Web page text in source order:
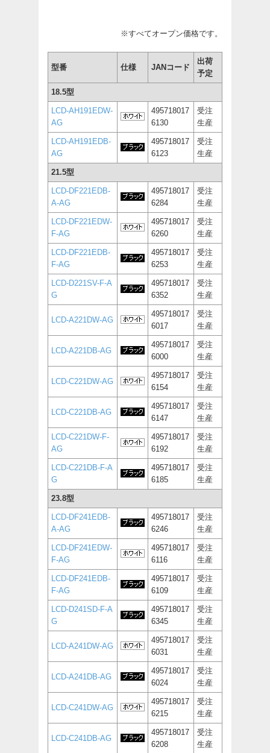
※すべてオープン価格です。
型番 仕様 JANコード
出荷
予定
18.5型
LCD-AH191EDW-
AG
495718017
6130
受注
生産
LCD-AH191EDB-
AG
495718017
6123
受注
生産
21.5型
LCD-DF221EDB-
A-AG
495718017
6284
受注
生産
LCD-DF221EDW-
F-AG
495718017
6260
受注
生産
LCD-DF221EDB-
F-AG
495718017
6253
受注
生産
LCD-D221SV-F-A
G
495718017
6352
受注
生産
LCD-A221DW-AG
495718017
6017
受注
生産
LCD-A221DB-AG
495718017
6000
受注
生産
LCD-C221DW-AG
495718017
6154
受注
生産
LCD-C221DB-AG
495718017
6147
受注
生産
LCD-C221DW-F-
AG
495718017
6192
受注
生産
LCD-C221DB-F-A
G
495718017
6185
受注
生産
23.8型
LCD-DF241EDB-
A-AG
495718017
6246
受注
生産
LCD-DF241EDW-
F-AG
495718017
6116
受注
生産
LCD-DF241EDB-
F-AG
495718017
6109
受注
生産
LCD-D241SD-F-A
G
495718017
6345
受注
生産
LCD-A241DW-AG
495718017
6031
受注
生産
LCD-A241DB-AG
495718017
6024
受注
生産
LCD-C241DW-AG
495718017
6215
受注
生産
LCD-C241DB-AG
495718017
6208
受注
生産